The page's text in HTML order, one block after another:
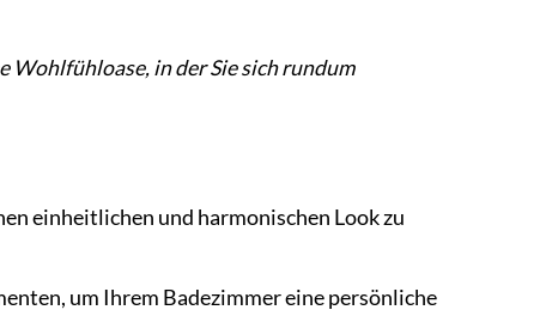
Wohlfühloase, in der Sie sich rundum
einheitlichen und harmonischen Look zu
um Ihrem Badezimmer eine persönliche